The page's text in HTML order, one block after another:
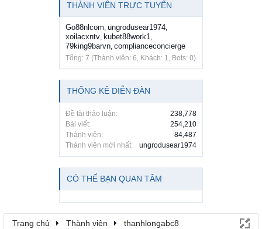
THÀNH VIÊN TRỰC TUYẾN
Go88nlcom, ungrodusear1974,
xoilacxntv, kubet88work1,
79king9barvn, complianceconcierge
Tổng: 7 (Thành viên: 6, Khách: 1, Bots: 0)
THỐNG KÊ DIỄN ĐÀN
Đề tài thảo luận:
238,778
Bài viết:
254,210
Thành viên:
84,487
Thành viên mới nhất:
ungrodusear1974
CÓ THỂ BẠN QUAN TÂM
Trang chủ Thành viên thanhlongabc8